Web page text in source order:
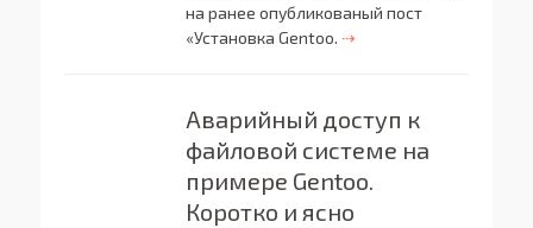
на ранее опубликованый пост
«Установка Gentoo. ⇢
Аварийный доступ к
файловой системе на
примере Gentoo.
Коротко и ясно